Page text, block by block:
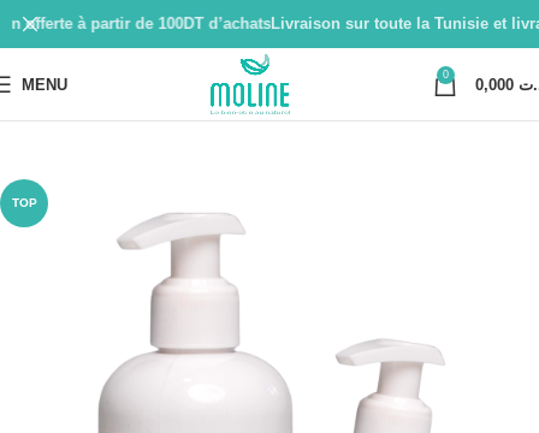
MENU
0
TOP
à partir de 100DT d’achatsLivraison sur toute la Tunisie et